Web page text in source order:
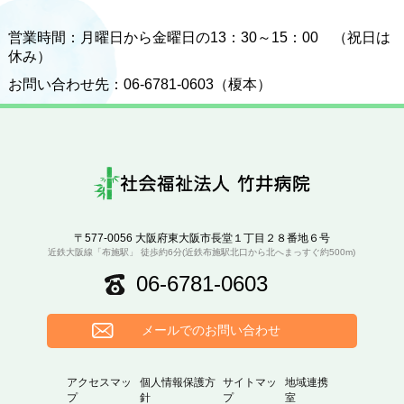
営業時間：月曜日から金曜日の13：30～15：00 （祝日は
休み）
お問い合わせ先：06-6781-0603（榎本）
〒577-0056 大阪府東大阪市長堂１丁目２８番地６号
近鉄大阪線「布施駅」 徒歩約6分(近鉄布施駅北口から北へまっすぐ約500m)
06-6781-0603
メールでのお問い合わせ
アクセスマッ
プ
個人情報保護方
針
サイトマッ
プ
地域連携
室